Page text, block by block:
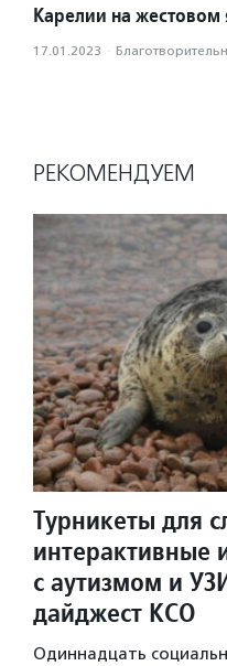
Карелии на жестовом
17.01.2023 ·
РЕКОМЕНДУЕМ
Турникеты для
интерактивные
с аутизмом и
дайджест КСО
Одиннадцать